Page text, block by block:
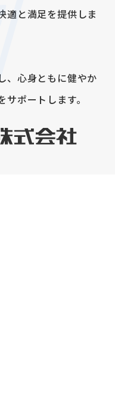
適と満足を提供しま
心身ともに健やか
サポートします。